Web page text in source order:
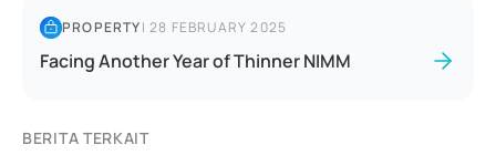
PROPERTY|28 FEBRUARY 2025
Facing Another Year of Thinner NIMM
BERITA TERKAIT